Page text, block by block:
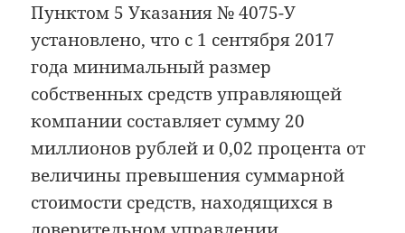
Пунктом 5 Указания № 4075-У
установлено, что с 1 сентября 2017
года минимальный размер
собственных средств управляющей
компании составляет сумму 20
миллионов рублей и 0,02 процента от
величины превышения суммарной
стоимости средств, находящихся в